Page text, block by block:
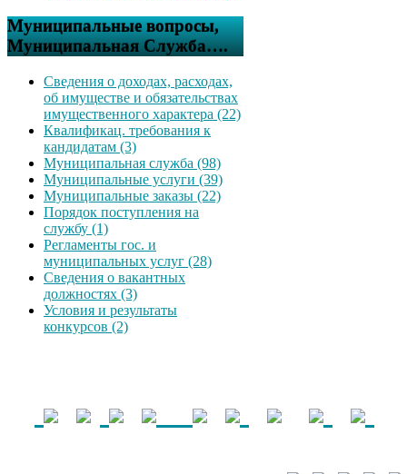
Муниципальные вопросы,
Муниципальная Служба….
Сведения о доходах, расходах,
об имуществе и обязательствах
имущественного характера (22)
Квалификац. требования к
кандидатам (3)
Муниципальная служба (98)
Муниципальные услуги (39)
Муниципальные заказы (22)
Порядок поступления на
службу (1)
Регламенты гос. и
муниципальных услуг (28)
Сведения о вакантных
должностях (3)
Условия и результаты
конкурсов (2)